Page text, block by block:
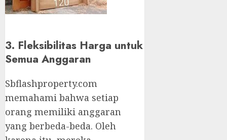
3. Fleksibilitas Harga untuk
Semua Anggaran
Sbflashproperty.com
memahami bahwa setiap
orang memiliki anggaran
yang berbeda-beda. Oleh